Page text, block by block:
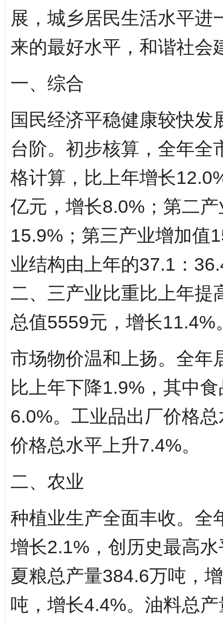
展，城乡居民生活水平进
来的最好水平，和谐社会
一、综合
国民经济平稳健康较快
台阶。初步核算，全年全
格计算，比上年增长
亿元，增长8.0%；第二
15.9%；第三产业增加值
业结构由上年的37.1：
二、三产业比重比上年提
总值5559元，增长11.4%
市场物价温和上扬。全年
比上年下降1.9%，其中
6.0%。工业品出厂价格
价格总水平上升7.4%。
二、农业
种植业生产全面丰收。全
增长2.1%，创历史最高
夏粮总产量384.6万吨，
吨，增长4.4%。油料总